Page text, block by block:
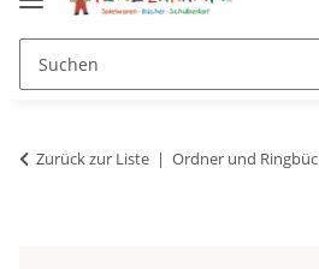
Zurück zur Liste Ordner und